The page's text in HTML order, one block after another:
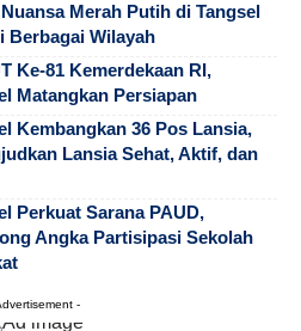
Merah Putih di Tangsel
Berbagai Wilayah
Ke-81 Kemerdekaan RI,
Matangkan Persiapan
Kembangkan 36 Pos Lansia,
Lansia Sehat, Aktif, dan
Perkuat Sarana PAUD,
Angka Partisipasi Sekolah
-